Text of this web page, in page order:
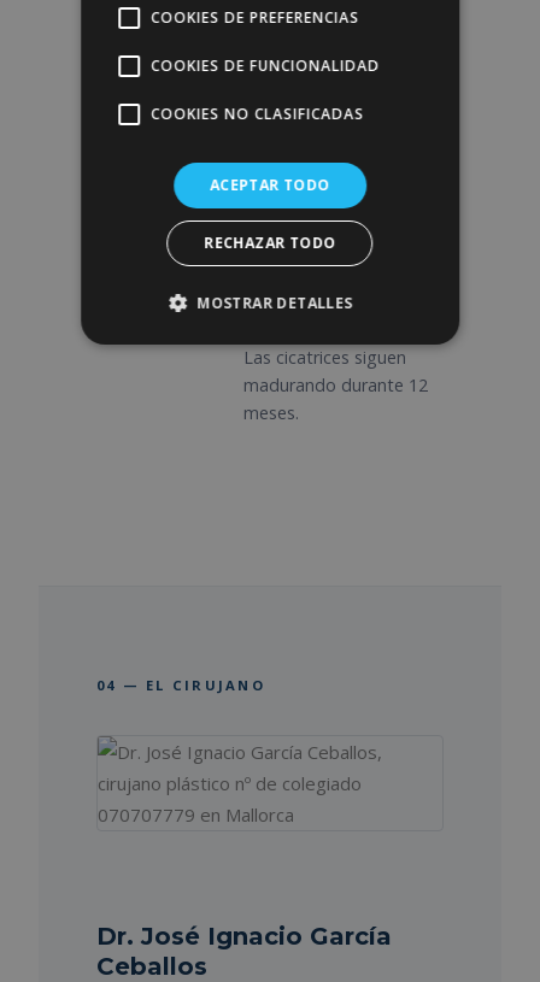
estabilizan la posición
final y el movimiento
M3-
Resultado final
Los implantes alcanzan
su posición definitiva y
los tejidos blandos se
Las cicatrices siguen
madurando durante 12
meses.
04 — EL CIRUJANO
Dr. José Ignacio García
Ceballos
COOKIES DE PREFERENCIAS
COOKIES DE FUNCIONALIDAD
COOKIES NO CLASIFICADAS
ACEPTAR TODO
RECHAZAR TODO
MOSTRAR DETALLES